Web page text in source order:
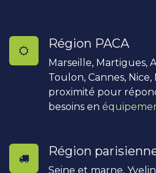
Région PACA
Marseille, Martigues,
Toulon, Cannes,
proximité pour
besoins en
Région
Seine et marne,